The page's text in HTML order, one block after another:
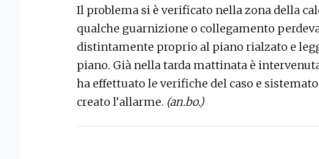
Il problema si è verificato nella zona della
qualche guarnizione o collegamento
distintamente proprio al piano rialzato e
piano. Già nella tarda mattinata è
ha effettuato le verifiche del caso e
creato l’allarme. (an.bo.)